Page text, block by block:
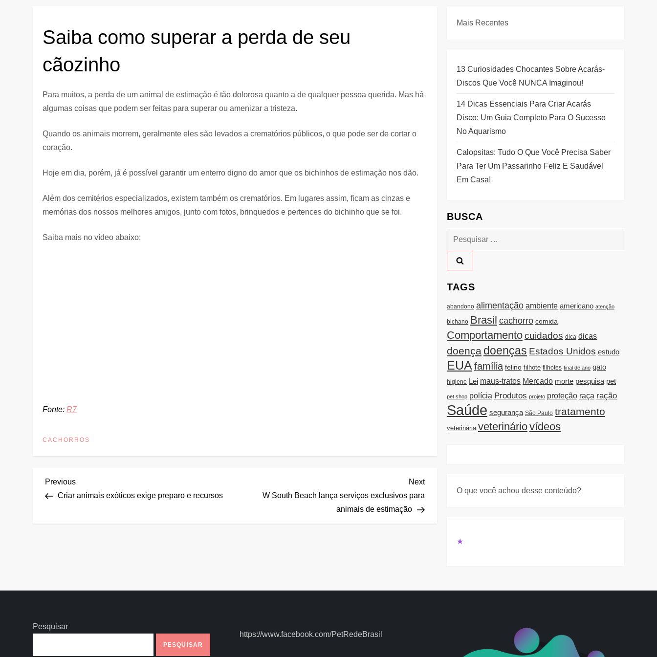
Saiba como superar a perda de seu
cãozinho
Para muitos, a perda de um animal de estimação é tão dolorosa quanto a de qualquer pessoa querida. Mas há
algumas coisas que podem ser feitas para superar ou amenizar a tristeza.
Quando os animais morrem, geralmente eles são levados a crematórios públicos, o que pode ser de cortar o
coração.
Hoje em dia, porém, já é possível garantir um enterro digno do amor que os bichinhos de estimação nos dão.
Além dos cemitérios especializados, existem também os crematórios. Em lugares assim, ficam as cinzas e
memórias dos nossos melhores amigos, junto com fotos, brinquedos e pertences do bichinho que se foi.
Saiba mais no vídeo abaixo:
Fonte:R7
CACHORROS
N
ç
Previous
Post
Previous
Criar animais exóticos exige preparo e recursos
Next
Post
Next
W South Beach lança serviços exclusivos para
animais de estimação
Mais Recentes
13 Curiosidades Chocantes Sobre Acarás-
Discos Que Você NUNCA Imaginou!
14 Dicas Essenciais Para Criar Acarás
Disco: Um Guia Completo Para O Sucesso
No Aquarismo
Calopsitas: Tudo O Que Você Precisa Saber
Para Ter Um Passarinho Feliz E Saudável
Em Casa!
BUSCA
Pesquisar
TAGS
abandono alimentação ambiente americano atenção
bichano Brasil cachorro comida
Comportamentocuidados dica dicas
doença doenças Estados Unidos estudo
EUA família felino filhote filhotes final de ano gato
higiene Lei maus-tratos Mercado morte pesquisa pet
pet shop polícia Produtos projeto proteção raça ração
Saúde segurança São Paulo tratamento
veterinária veterináriovídeos
O que você achou desse conteúdo?
★
Pesquisar
PESQUISAR
https://www.facebook.com/PetRedeBrasil